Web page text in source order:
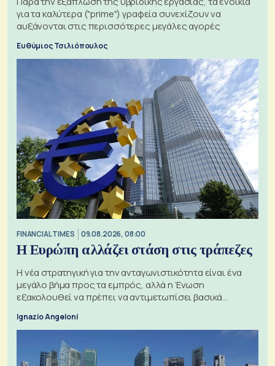
για τα καλύτερα ("prime") γραφεία συνεχίζουν να
αυξάνονται στις περισσότερες μεγάλες αγορές
Ευθύμιος Τσιλιόπουλος
FINANCIAL TIMES 09.08.2026, 08:00
Η Ευρώπη αλλάζει στάση στις τράπεζες
Η νέα στρατηγική για την ανταγωνιστικότητα είναι ένα
μεγάλο βήμα προς τα εμπρός, αλλά η Ένωση
εξακολουθεί να πρέπει να αντιμετωπίσει βασικά
Ignazio Angeloni